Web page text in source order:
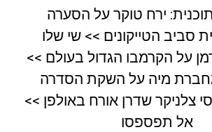
ירח טוקר על הסערה
סביב הטייקונים >> שי שלו
על הקרמבו הגדול בעולם >>
מיה על השקת הסדרה
צלניקר שדרן אורח באולפן >>
אל תפספסו